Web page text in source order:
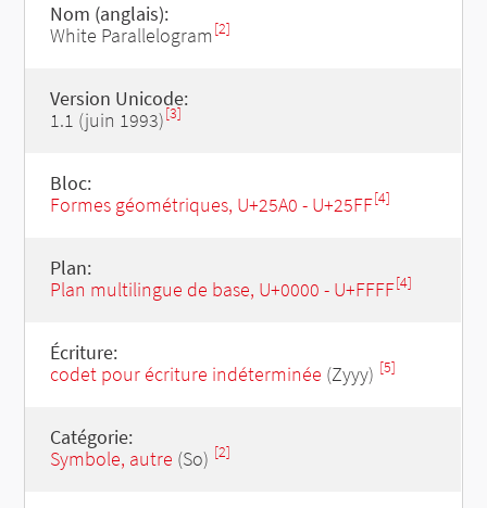
Nom (anglais):
White Parallelogram [2]
Version Unicode:
1.1 (juin 1993)[3]
Bloc:
Formes géométriques, U+25A0 - U+25FF[4]
Plan:
Plan multilingue de base, U+0000 - U+FFFF[4]
Écriture:
codet pour écriture indéterminée (Zyyy) [5]
Catégorie:
Symbole, autre (So) [2]